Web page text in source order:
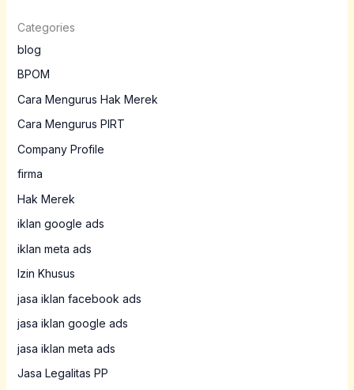
Categories
blog
BPOM
Cara Mengurus Hak Merek
Cara Mengurus PIRT
Company Profile
firma
Hak Merek
iklan google ads
iklan meta ads
Izin Khusus
jasa iklan facebook ads
jasa iklan google ads
jasa iklan meta ads
Jasa Legalitas PP